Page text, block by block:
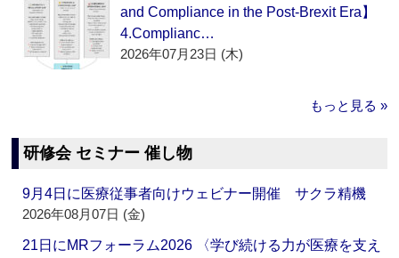
and Compliance in the Post-Brexit Era】
4.Complianc…
2026年07月23日 (木)
もっと見る »
研修会 セミナー 催し物
9月4日に医療従事者向けウェビナー開催 サクラ精機
2026年08月07日 (金)
21日にMRフォーラム2026 〈学び続ける力が医療を支え